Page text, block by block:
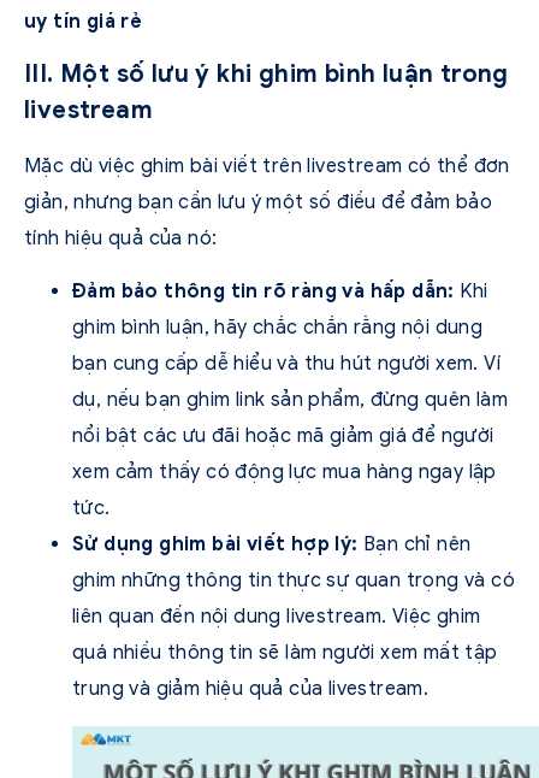
uy tín giá rẻ
III. Một số lưu ý khi ghim bình luận trong
livestream
Mặc dù việc ghim bài viết trên livestream có thể đơn
giản, nhưng bạn cần lưu ý một số điều để đảm bảo
tính hiệu quả của nó:
Đảm bảo thông tin rõ ràng và hấp dẫn: Khi
ghim bình luận, hãy chắc chắn rằng nội dung
bạn cung cấp dễ hiểu và thu hút người xem. Ví
dụ, nếu bạn ghim link sản phẩm, đừng quên làm
nổi bật các ưu đãi hoặc mã giảm giá để người
xem cảm thấy có động lực mua hàng ngay lập
tức.
Sử dụng ghim bài viết hợp lý: Bạn chỉ nên
ghim những thông tin thực sự quan trọng và có
liên quan đến nội dung livestream. Việc ghim
quá nhiều thông tin sẽ làm người xem mất tập
trung và giảm hiệu quả của livestream.